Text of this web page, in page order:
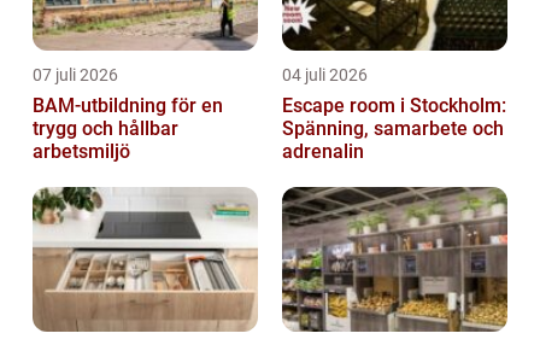
07 juli 2026
BAM-utbildning för en
trygg och hållbar
arbetsmiljö
04 juli 2026
Escape room i Stockholm:
Spänning, samarbete och
adrenalin